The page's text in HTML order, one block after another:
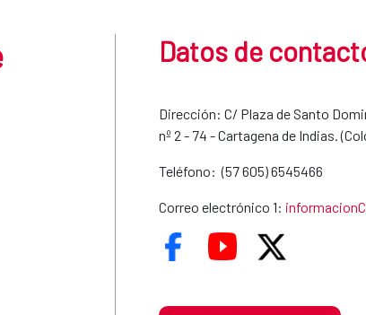
Datos de
Dirección: C/ Plaza de Santo
nº 2 - 74 - Cartagena de Indias.
Teléfono: (57 605) 6545466
Correo electrónico 1: